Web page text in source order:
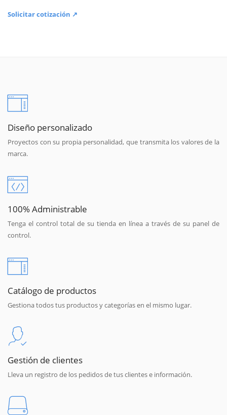
Solicitar cotización ↗
Diseño personalizado
Proyectos con su propia personalidad, que transmita los valores de la
marca.
100% Administrable
Tenga el control total de su tienda en línea a través de su panel de
control.
Catálogo de productos
Gestiona todos tus productos y categorías en el mismo lugar.
Gestión de clientes
Lleva un registro de los pedidos de tus clientes e información.